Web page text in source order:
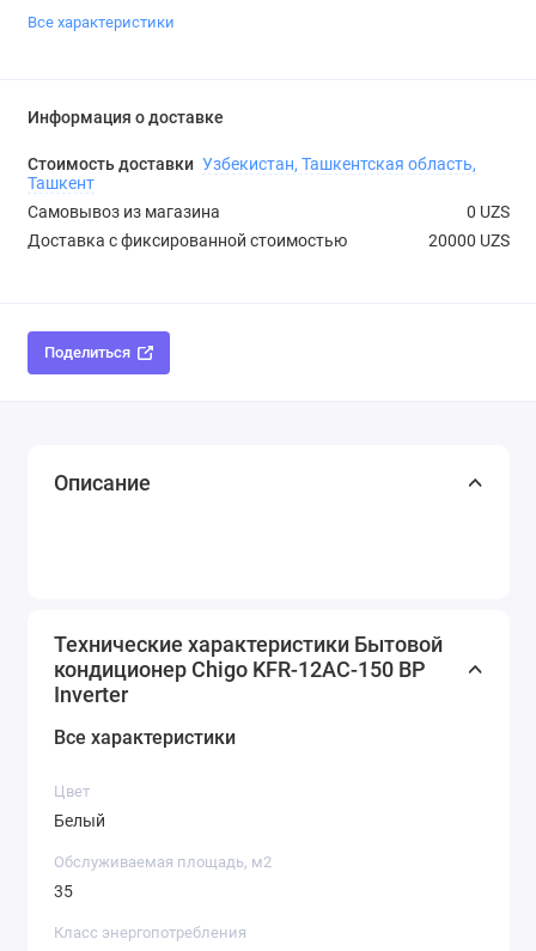
Все характеристики
Информация о доставке
Стоимость доставки Узбекистан, Ташкентская область,
Ташкент
Самовывоз из магазина
0 UZS
Доставка с фиксированной стоимостью
20000 UZS
Поделиться
Описание
Технические характеристики Бытовой
кондиционер Chigo KFR-12AC-150 BP
Inverter
Все характеристики
Цвет
Белый
Обслуживаемая площадь, м2
35
Класс энергопотребления